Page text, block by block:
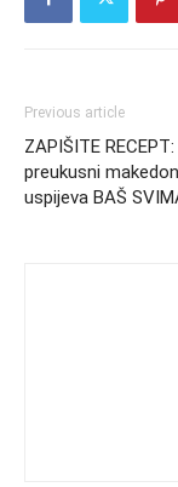
Previous article
ZAPIŠITE
preukusni
uspijeva BAŠ